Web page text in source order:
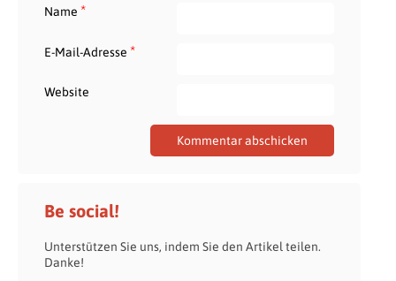
Name *
E-Mail-Adresse *
Website
Be social!
Unterstützen Sie uns, indem Sie den Artikel teilen.
Danke!